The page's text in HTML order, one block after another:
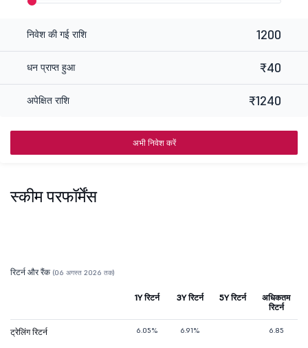
निवेश की गई राशि 1200
धन प्राप्त हुआ ₹40
अपेक्षित राशि ₹1240
अभी निवेश करें
स्कीम परफॉर्मेंस
रिटर्न और रैंक (06 अगस्त 2026 तक)
1Y रिटर्न 3Y रिटर्न 5Y रिटर्न
अधिकतम
रिटर्न
ट्रेलिंग रिटर्न 6.05% 6.91% 6.85